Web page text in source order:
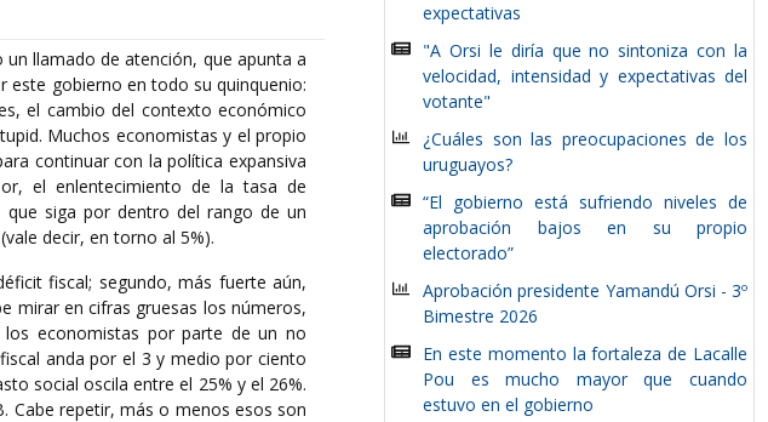
llamado de atención, que apunta a
este gobierno en todo su quinquenio:
el cambio del contexto económico
Muchos economistas y el propio
continuar con la política expansiva
el enlentecimiento de la tasa de
siga por dentro del rango de un
decir, en torno al 5%).
fiscal; segundo, más fuerte aún,
mirar en cifras gruesas los números,
economistas por parte de un no
anda por el 3 y medio por ciento
social oscila entre el 25% y el 26%.
Cabe repetir, más o menos esos son
expectativas
"A Orsi le diría que no sintoniza con la
velocidad, intensidad y expectativas del
votante"
¿Cuáles son las preocupaciones de los
uruguayos?
“El gobierno está sufriendo niveles de
aprobación bajos en su propio
electorado”
Aprobación presidente Yamandú Orsi - 3º
Bimestre 2026
En este momento la fortaleza de Lacalle
Pou es mucho mayor que cuando
estuvo en el gobierno